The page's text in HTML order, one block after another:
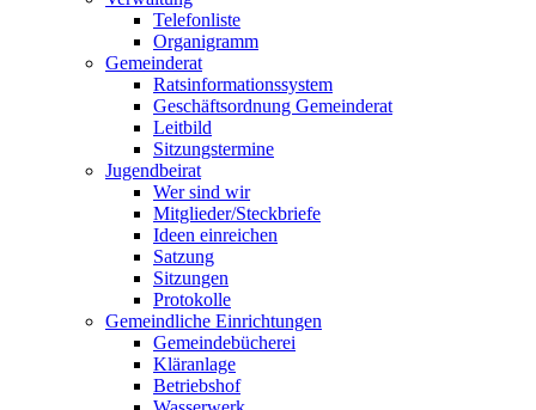
Telefonliste
Organigramm
Gemeinderat
Ratsinformationssystem
Geschäftsordnung Gemeinderat
Leitbild
Sitzungstermine
Jugendbeirat
Wer sind wir
Mitglieder/Steckbriefe
Ideen einreichen
Satzung
Sitzungen
Protokolle
Gemeindliche Einrichtungen
Gemeindebücherei
Kläranlage
Betriebshof